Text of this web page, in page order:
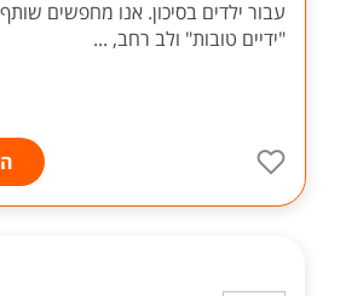
עבור ילדים בסיכון. אנו מחפשים
"ידיים טובות" ולב רחב, ...